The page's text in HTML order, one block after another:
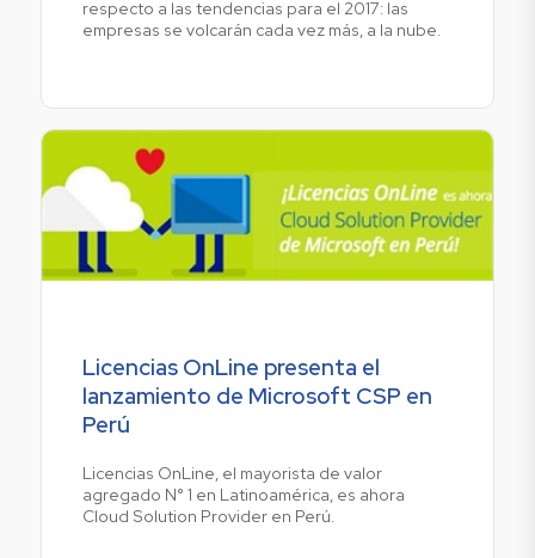
respecto a las tendencias para el 2017: las
empresas se volcarán cada vez más, a la nube.
Licencias OnLine presenta el
lanzamiento de Microsoft CSP en
Perú
Licencias OnLine, el mayorista de valor
agregado N° 1 en Latinoamérica, es ahora
Cloud Solution Provider en Perú.